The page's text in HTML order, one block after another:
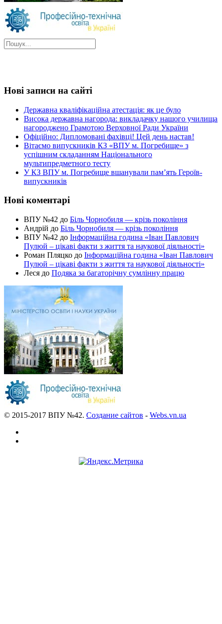
Нові записи на сайті
Державна кваліфікаційна атестація: як це було
Висока державна нагорода: викладачку нашого училища
нагороджено Грамотою Верховної Ради України
Офіційно: Дипломовані фахівці! Цей день настав!
Вітаємо випускників КЗ «ВПУ м. Погребище» з
успішним складанням Національного
мультипредметного тесту
У КЗ ВПУ м. Погребище вшанували пам’ять Героїв-
випускників
Нові коментарі
ВПУ №42 до Біль Чорнобиля — крізь покоління
Андрій до Біль Чорнобиля — крізь покоління
ВПУ №42 до Інформаційна година «Іван Павлович
Пулюй – цікаві факти з життя та наукової діяльності»
Роман Пляцко до Інформаційна година «Іван Павлович
Пулюй – цікаві факти з життя та наукової діяльності»
Леся до Подяка за багаторічну сумлінну працю
© 2015-2017 ВПУ №42. Создание сайтов - Webs.vn.ua